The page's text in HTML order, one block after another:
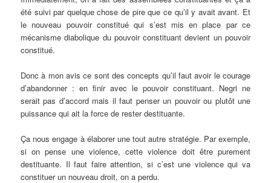
été suivi par quelque chose de pire que ce qu’il y avait avant. Et
le nouveau pouvoir constitué qui s’est mis en place par ce
mécanisme diabolique du pouvoir constituant devient un pouvoir
constitué.
Donc à mon avis ce sont des concepts qu’il faut avoir le courage
d’abandonner : en finir avec le pouvoir constituant. Negri ne
serait pas d’accord mais il faut penser un pouvoir ou plutôt une
puissance qui ait la force de rester destituante.
Ça nous engage à élaborer une tout autre stratégie. Par exemple,
si on pense une violence, cette violence doit être purement
destituante. Il faut faire attention, si c’est une violence qui va
constituer un nouveau droit, on a perdu.